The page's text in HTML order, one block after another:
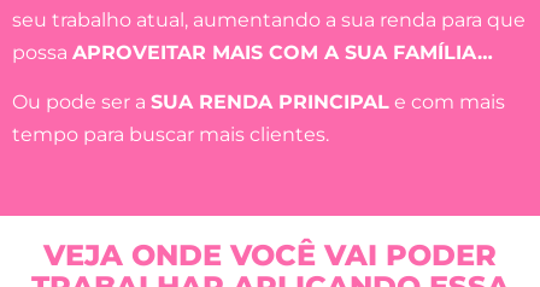
seu trabalho atual, aumentando a sua renda para que
possa APROVEITAR MAIS COM A SUA FAMÍLIA…
Ou pode ser a SUA RENDA PRINCIPAL e com mais
tempo para buscar mais clientes.
VEJA ONDE VOCÊ VAI PODER